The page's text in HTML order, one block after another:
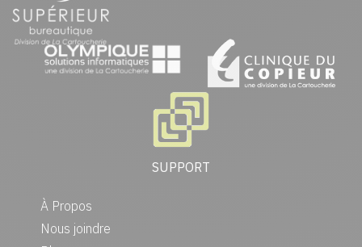
SUPPORT
À Propos
Nous joindre